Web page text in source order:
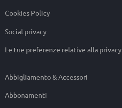
Cookies Policy
Social privacy
Le tue preferenze relative alla privacy
Abbigliamento & Accessori
Abbonamenti